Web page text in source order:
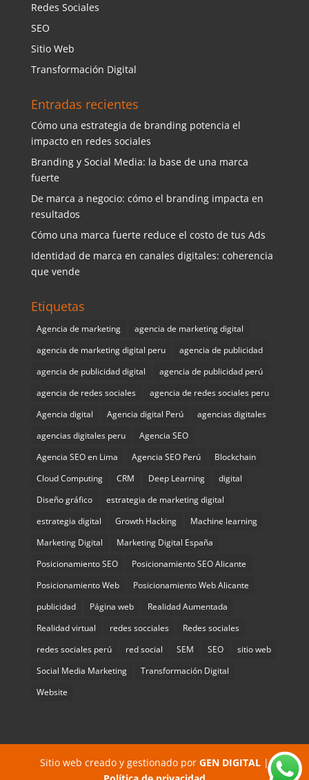
Redes Sociales
SEO
Sitio Web
Transformación Digital
Entradas recientes
Cómo una estrategia de branding potencia el
impacto en redes sociales
Branding y Social Media: la base de una marca
fuerte
De marca a negocio: cómo el branding impacta en
resultados
Cómo una marca fuerte reduce el costo de tus Ads
Identidad de marca en canales digitales: coherencia
que vende
Etiquetas
Agencia de marketing
agencia de marketing digital
agencia de marketing digital peru
agencia de publicidad
agencia de publicidad digital
agencia de publicidad perú
agencia de redes sociales
agencia de redes sociales peru
Agencia digital
Agencia digital Perú
agencias digitales
agencias digitales peru
Agencia SEO
Agencia SEO en Lima
Agencia SEO Perú
Blockchain
Cloud Computing
CRM Deep Learning
digital
Diseño gráfico
estrategia de marketing digital
estrategia digital
Growth Hacking
Machine learning
Marketing Digital
Marketing Digital España
Posicionamiento SEO
Posicionamiento SEO Alicante
Posicionamiento Web
Posicionamiento Web Alicante
publicidad
Página web
Realidad Aumentada
Realidad virtual
redes socciales
Redes sociales
redes sociales perú
red social SEM SEO
sitio web
Social Media Marketing
Transformación Digital
Website
Sitio web creado y gestionado por GEN DIGITAL|